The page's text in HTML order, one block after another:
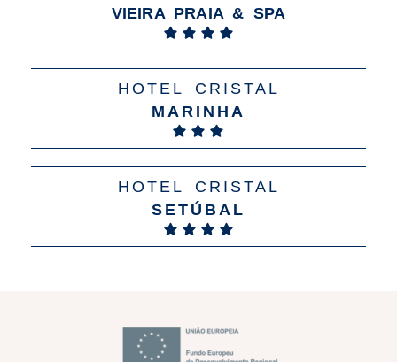
VIEIRA PRAIA & SPA
HOTEL CRISTAL
MARINHA
HOTEL CRISTAL
SETÚBAL